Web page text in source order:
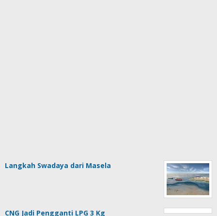
Langkah Swadaya dari Masela
CNG Jadi Pengganti LPG 3 Kg